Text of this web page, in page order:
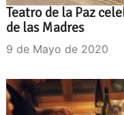
Teatro de la Paz
de las Madres
9 de Mayo de 2020